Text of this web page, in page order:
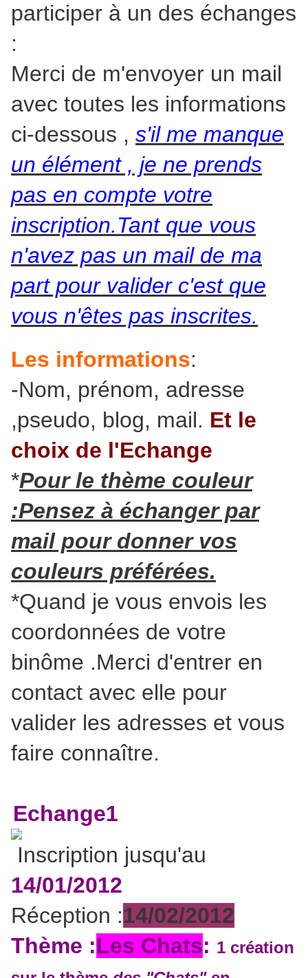
participer à un des échanges
:
Merci de m'envoyer un mail
avec toutes les informations
ci-dessous , s'il me manque
un élément , je ne prends
pas en compte votre
inscription.Tant que vous
n'avez pas un mail de ma
part pour valider c'est que
vous n'êtes pas inscrites.
Les informations:
-Nom, prénom, adresse
,pseudo, blog, mail. Et le
choix de l'Echange
*Pour le thème couleur
:Pensez à échanger par
mail pour donner vos
couleurs préférées.
*Quand je vous envois les
coordonnées de votre
binôme .Merci d'entrer en
contact avec elle pour
valider les adresses et vous
faire connaître.
Echange1
Inscription jusqu'au
14/01/2012
Réception :14/02/2012
Thème :Les Chats: 1 création